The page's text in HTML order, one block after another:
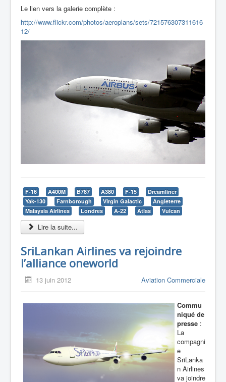
Le lien vers la galerie complète :
http://www.flickr.com/photos/aeroplans/sets/721576307311616
12/
F-16 A400M B787 A380 F-15
Dreamliner
Yak-130
Farnborough Virgin Galactic
Angleterre
Malaysia Airlines
Londres A-22 Atlas Vulcan
Lire la suite...
SriLankan Airlines va rejoindre
l’alliance oneworld
13 juin 2012 Aviation Commerciale
Commu
niqué de
presse :
La
compagni
e
SriLanka
n Airlines
va joindre